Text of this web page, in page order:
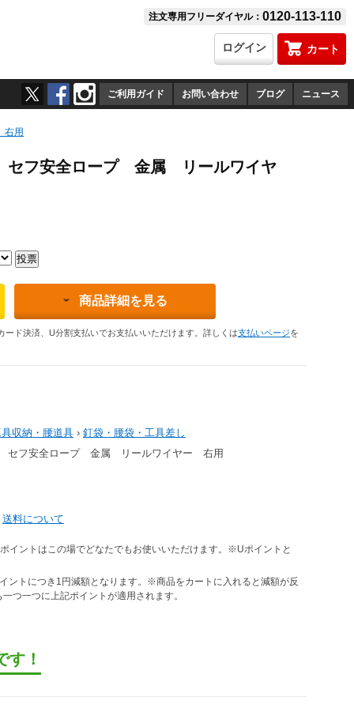
注文専用フリーダイヤル： 0120-113-110
カート
ログイン
ご利用ガイド お問い合わせ ブログ ニュース
用
フ安全ロープ 金属 リールワイヤ
商品詳細を見る
ド決済、U分割支払いでお支払いいただけます。詳しくは支払いページを
収納・腰道具 › 釘袋・腰袋・工具差し
セフ安全ロープ 金属 リールワイヤー 右用
送料について
イントはこの場でどなたでもお使いいただけます。※Uポイントと
ントにつき1円減額となります。※商品をカートに入れると減額が反
つ一つに上記ポイントが適用されます。
す！